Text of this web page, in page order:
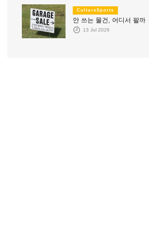
CultureSports
안 쓰는 물건, 어디서 팔까
13 Jul 2026